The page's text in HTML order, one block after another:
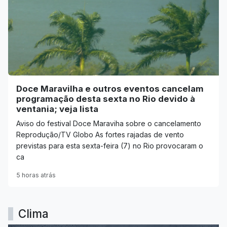
Doce Maravilha e outros eventos cancelam
programação desta sexta no Rio devido à
ventania; veja lista
Aviso do festival Doce Maraviha sobre o cancelamento
Reprodução/TV Globo As fortes rajadas de vento
previstas para esta sexta-feira (7) no Rio provocaram o
ca
5 horas atrás
Clima